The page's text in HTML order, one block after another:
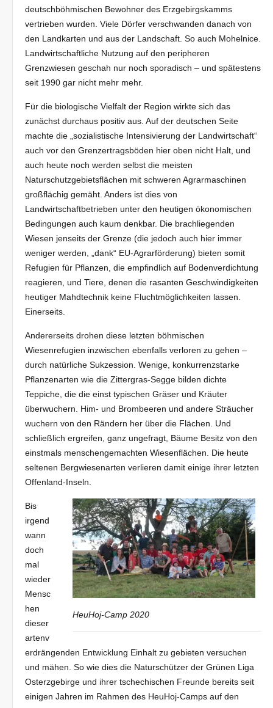
deutschböhmischen Bewohner des Erzgebirgskamms
vertrieben wurden. Viele Dörfer verschwanden danach von
den Landkarten und aus der Landschaft. So auch Mohelnice.
Landwirtschaftliche Nutzung auf den peripheren
Grenzwiesen geschah nur noch sporadisch – und spätestens
seit 1990 gar nicht mehr mehr.
Für die biologische Vielfalt der Region wirkte sich das
zunächst durchaus positiv aus. Auf der deutschen Seite
machte die „sozialistische Intensivierung der Landwirtschaft“
auch vor den Grenzertragsböden hier oben nicht Halt, und
auch heute noch werden selbst die meisten
Naturschutzgebietsflächen mit schweren Agrarmaschinen
großflächig gemäht. Anders ist dies von
Landwirtschaftbetrieben unter den heutigen ökonomischen
Bedingungen auch kaum denkbar. Die brachliegenden
Wiesen jenseits der Grenze (die jedoch auch hier immer
weniger werden, „dank“ EU-Agrarförderung) bieten somit
Refugien für Pflanzen, die empfindlich auf Bodenverdichtung
reagieren, und Tiere, denen die rasanten Geschwindigkeiten
heutiger Mahdtechnik keine Fluchtmöglichkeiten lassen.
Einerseits.
Andererseits drohen diese letzten böhmischen
Wiesenrefugien inzwischen ebenfalls verloren zu gehen –
durch natürliche Sukzession. Wenige, konkurrenzstarke
Pflanzenarten wie die Zittergras-Segge bilden dichte
Teppiche, die die einst typischen Gräser und Kräuter
überwuchern. Him- und Brombeeren und andere Sträucher
wuchern von den Rändern her über die Flächen. Und
schließlich ergreifen, ganz ungefragt, Bäume Besitz von den
einstmals menschengemachten Wiesenflächen. Die heute
seltenen Bergwiesenarten verlieren damit einige ihrer letzten
Offenland-Inseln.
HeuHoj-Camp 2020
Bis
irgend
wann
doch
mal
wieder
Mensc
hen
dieser
artenv
erdrängenden Entwicklung Einhalt zu gebieten versuchen
und mähen. So wie dies die Naturschützer der Grünen Liga
Osterzgebirge und ihrer tschechischen Freunde bereits seit
einigen Jahren im Rahmen des HeuHoj-Camps auf den